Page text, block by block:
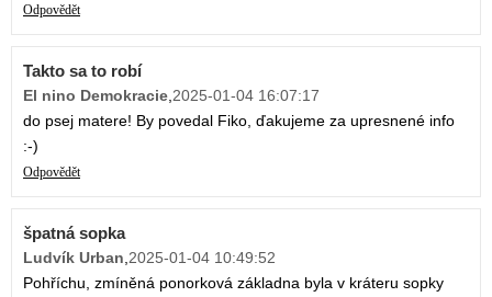
Odpovědět
Takto sa to robí
El nino Demokracie 2025-01-04 16:07:17
do psej matere! By povedal Fiko, ďakujeme za upresnené info
:-)
Odpovědět
špatná sopka
Ludvík Urban 2025-01-04 10:49:52
Pohříchu, zmíněná ponorková základna byla v kráteru sopky